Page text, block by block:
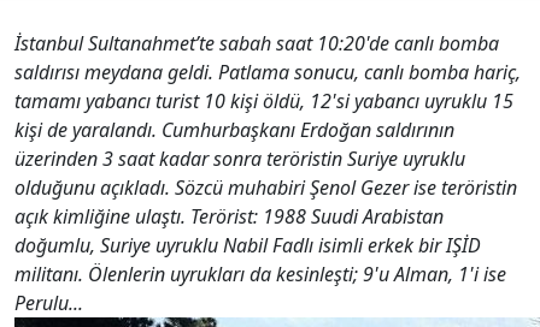
İstanbul Sultanahmet’te sabah saat 10:20'de canlı bomba
saldırısı meydana geldi. Patlama sonucu, canlı bomba hariç,
tamamı yabancı turist 10 kişi öldü, 12'si yabancı uyruklu 15
kişi de yaralandı. Cumhurbaşkanı Erdoğan saldırının
üzerinden 3 saat kadar sonra teröristin Suriye uyruklu
olduğunu açıkladı. Sözcü muhabiri Şenol Gezer ise teröristin
açık kimliğine ulaştı. Terörist: 1988 Suudi Arabistan
doğumlu, Suriye uyruklu Nabil Fadlı isimli erkek bir IŞİD
militanı. Ölenlerin uyrukları da kesinleşti; 9'u Alman, 1'i ise
Perulu...